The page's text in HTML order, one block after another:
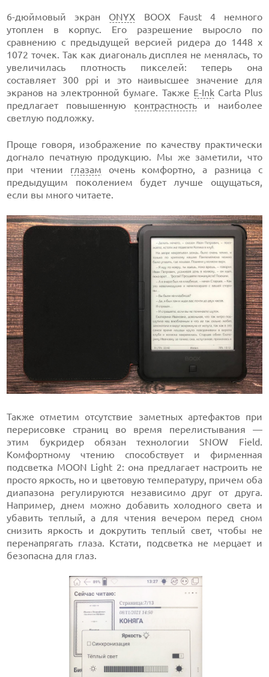
6-дюймовый экран ONYX BOOX Faust 4 немного
утоплен в корпус. Его разрешение выросло по
сравнению с предыдущей версией ридера до 1448 х
1072 точек. Так как диагональ дисплея не менялась, то
увеличилась плотность пикселей: теперь она
составляет 300 ppi и это наивысшее значение для
экранов на электронной бумаге. Также E-InkCarta Plus
предлагает повышенную контрастностьи наиболее
светлую подложку.
Проще говоря, изображение по качеству практически
догнало печатную продукцию. Мы же заметили, что
при чтении глазам очень комфортно, а разница с
предыдущим поколением будет лучше ощущаться,
если вы много читаете.
Также отметим отсутствие заметных артефактов при
перерисовке страниц во время перелистывания —
этим букридер обязан технологии SNOW Field.
Комфортному чтению способствует и фирменная
подсветка MOON Light 2: она предлагает настроить не
просто яркость, но и цветовую температуру, причем оба
диапазона регулируются независимо друг от друга.
Например, днем можно добавить холодного света и
убавить теплый, а для чтения вечером перед сном
снизить яркость и докрутить теплый свет, чтобы не
перенапрягать глаза. Кстати, подсветка не мерцает и
безопасна для глаз.